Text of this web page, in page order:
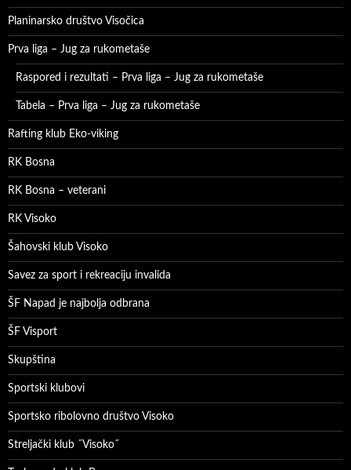
Planinarsko društvo Visočica
Prva liga – Jug za rukometaše
Raspored i rezultati – Prva liga – Jug za rukometaše
Tabela – Prva liga – Jug za rukometaše
Rafting klub Eko-viking
RK Bosna
RK Bosna – veterani
RK Visoko
Šahovski klub Visoko
Savez za sport i rekreaciju invalida
ŠF Napad je najbolja odbrana
ŠF Visport
Skupština
Sportski klubovi
Sportsko ribolovno društvo Visoko
Streljački klub ˝Visoko˝